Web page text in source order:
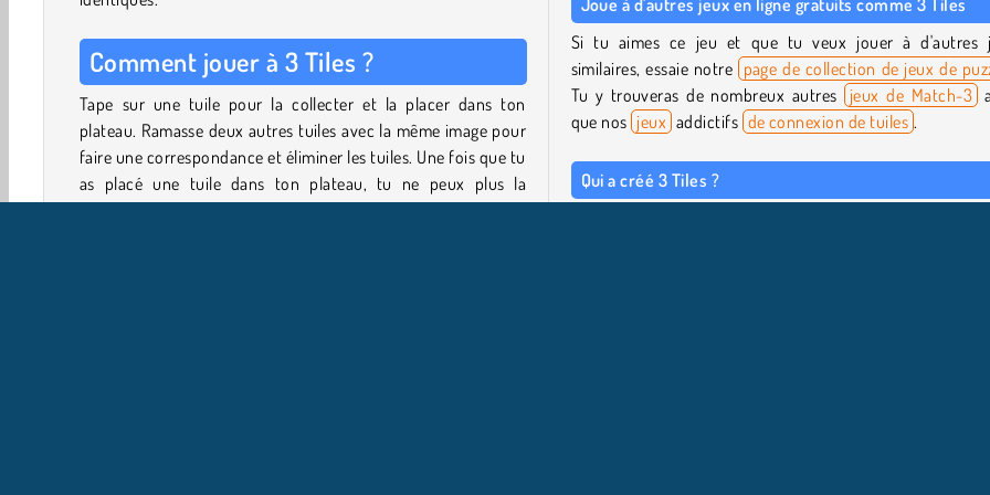
Comment jouer à 3 Tiles ?
Tape sur une tuile pour la collecter et la placer dans ton
plateau. Ramasse deux autres tuiles avec la même image pour
faire une correspondance et éliminer les tuiles. Une fois que tu
as placé une tuile dans ton plateau, tu ne peux plus la
remettre.
Si tu aimes ce jeu et que tu veux jouer à d'autres
similaires, essaie notre page de collection de jeux de
Tu y trouveras de nombreux autres
jeux de Match-3
que nos jeux addictifs de connexion de tuiles .
Qui a créé 3 Tiles ?